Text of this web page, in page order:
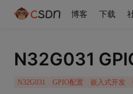
博客 下载
N32G031
N32G031 GPIO配置 嵌入式开发